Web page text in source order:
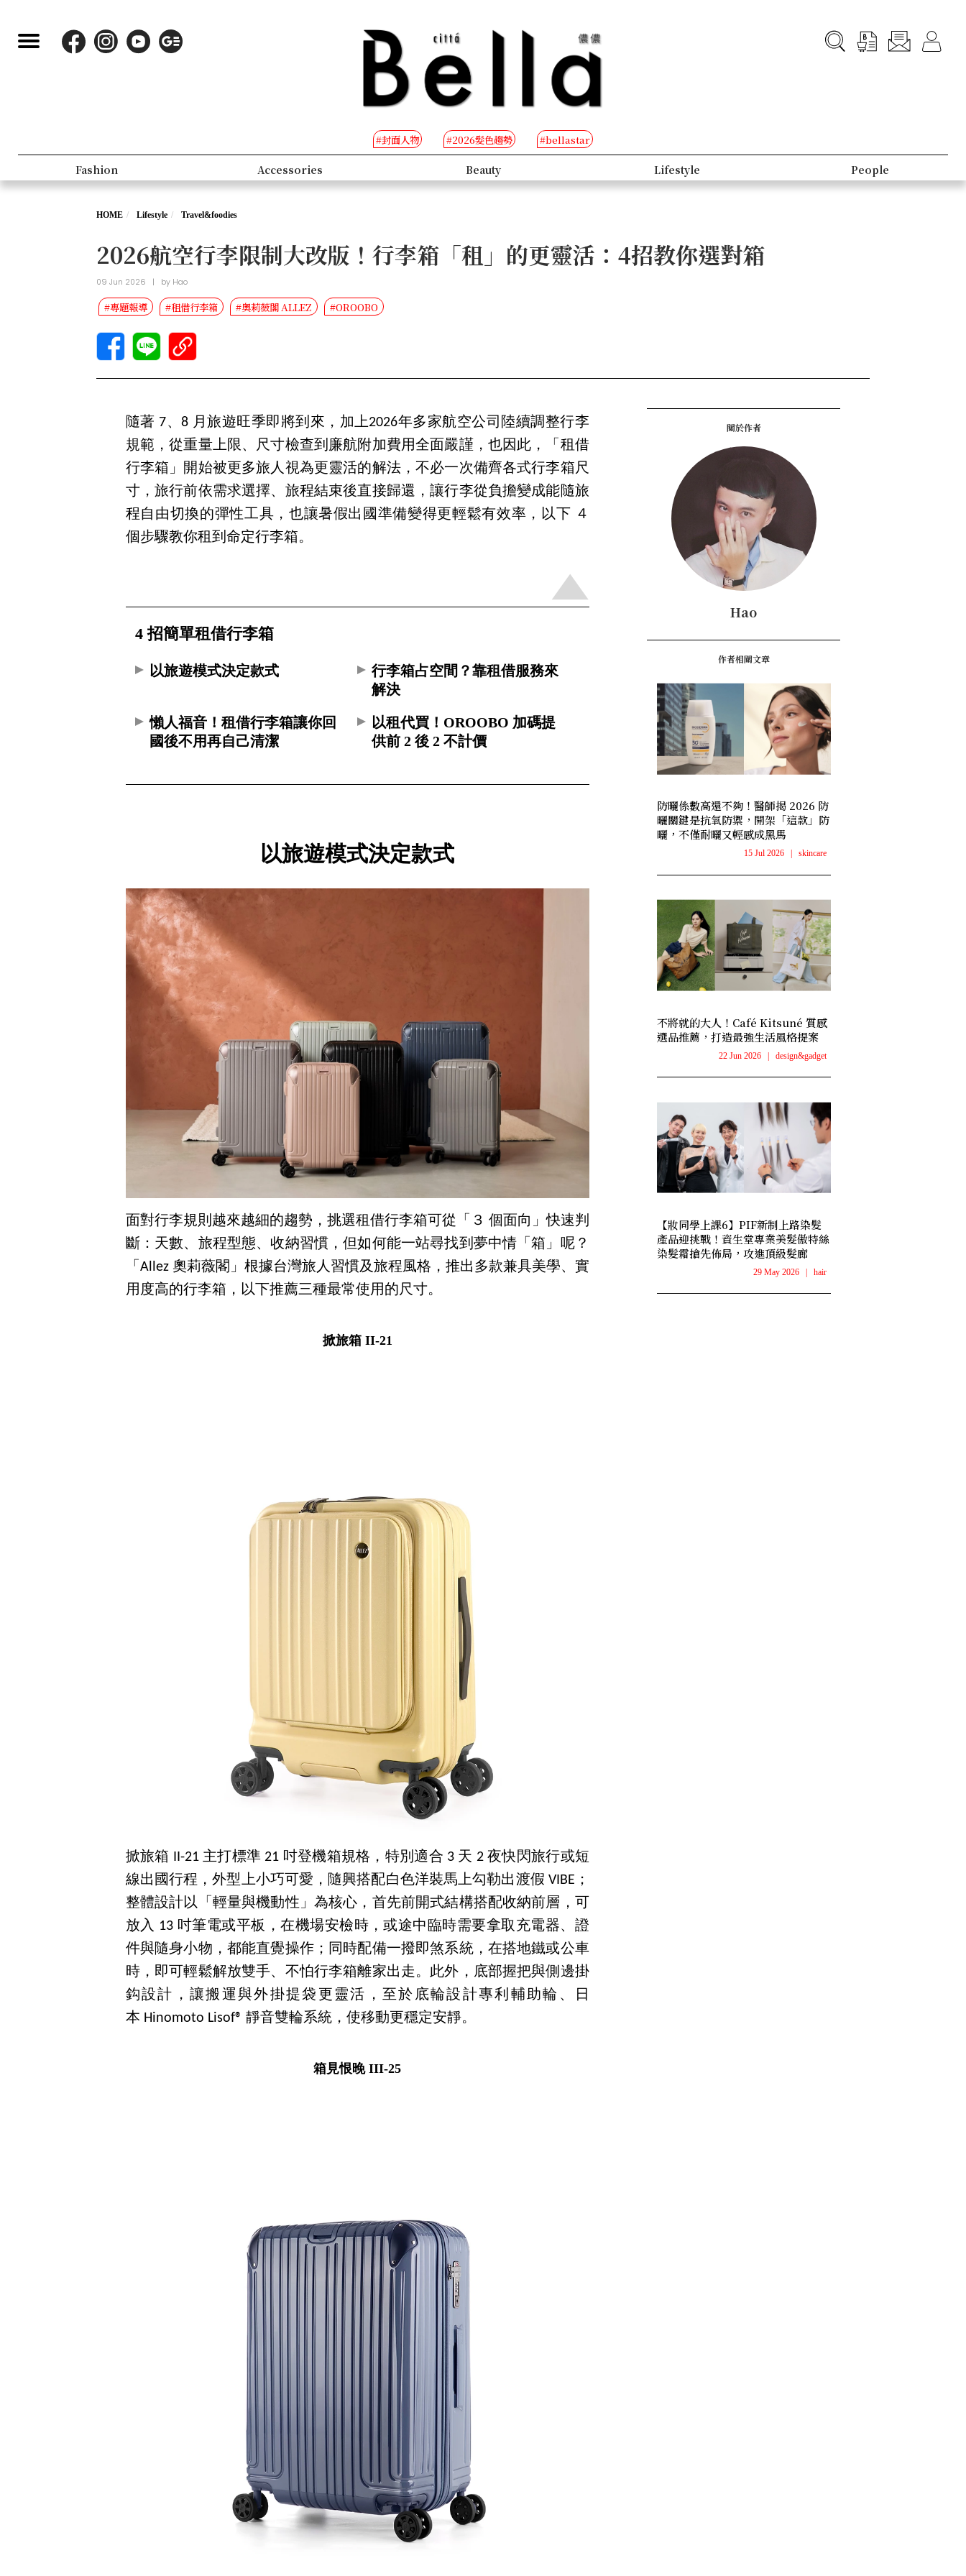
#封面人物 #2026髮色趨勢 #bellastar
Fashion Accessories Beauty Lifestyle People
HOME Lifestyle Travel&foodies
2026航空行李限制大改版！行李箱「租」的更靈活：4招教你選對箱
09 Jun 2026 | by Hao
#專題報導 #租借行李箱 #奧莉薇閣 ALLEZ #OROOBO
隨著 7、8 月旅遊旺季即將到來，加上2026年多家航空公司陸續調整行李
規範，從重量上限、尺寸檢查到廉航附加費用全面嚴謹，也因此，「租借
行李箱」開始被更多旅人視為更靈活的解法，不必一次備齊各式行李箱尺
寸，旅行前依需求選擇、旅程結束後直接歸還，讓行李從負擔變成能隨旅
程自由切換的彈性工具，也讓暑假出國準備變得更輕鬆有效率，以下 ４
個步驟教你租到命定行李箱。
4 招簡單租借行李箱
以旅遊模式決定款式
行李箱占空間？靠租借服務來
解決
懶人福音！租借行李箱讓你回
國後不用再自己清潔
以租代買！OROOBO 加碼提
供前 2 後 2 不計價
以旅遊模式決定款式
面對行李規則越來越細的趨勢，挑選租借行李箱可從「３ 個面向」快速判
斷：天數、旅程型態、收納習慣，但如何能一站尋找到夢中情「箱」呢？
「Allez 奧莉薇閣」根據台灣旅人習慣及旅程風格，推出多款兼具美學、實
用度高的行李箱，以下推薦三種最常使用的尺寸。
掀旅箱 II-21
掀旅箱 II-21 主打標準 21 吋登機箱規格，特別適合 3 天 2 夜快閃旅行或短
線出國行程，外型上小巧可愛，隨興搭配白色洋裝馬上勾勒出渡假 VIBE；
整體設計以「輕量與機動性」為核心，首先前開式結構搭配收納前層，可
放入 13 吋筆電或平板，在機場安檢時，或途中臨時需要拿取充電器、證
件與隨身小物，都能直覺操作；同時配備一撥即煞系統，在搭地鐵或公車
時，即可輕鬆解放雙手、不怕行李箱離家出走。此外，底部握把與側邊掛
鈎設計，讓搬運與外掛提袋更靈活，至於底輪設計專利輔助輪、日
本 Hinomoto Lisof® 靜音雙輪系統，使移動更穩定安靜。
箱見恨晚 III-25
關於作者
Hao
作者相關文章
防曬係數高還不夠！醫師揭 2026 防
曬關鍵是抗氧防禦，開架「這款」防
曬，不僅耐曬又輕感成黑馬
15 Jul 2026 skincare
不將就的大人！Café Kitsuné 質感
選品推薦，打造最強生活風格提案
22 Jun 2026 | design&gadget
【妝同學上課6】PIF新制上路染髮
產品迎挑戰！資生堂專業美髮傲特絲
染髮霜搶先佈局，攻進頂級髮廊
29 May 2026 hair